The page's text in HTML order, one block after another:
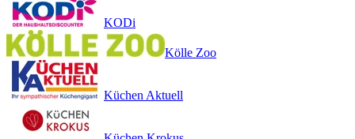
KODi
Kölle Zoo
Küchen Aktuell